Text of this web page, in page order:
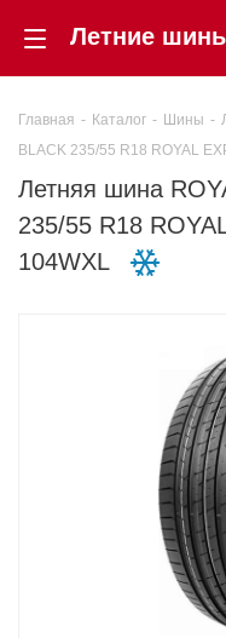
Главная - Каталог - Шины -
BLACK 235/55 R18 ROYAL
Летняя шина
235/55 R18
104WXL